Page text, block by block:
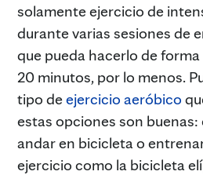
solamente ejercicio de
durante varias sesiones de
que pueda hacerlo de
20 minutos, por lo menos.
tipo deejercicio aeróbico
estas opciones son
andar en bicicleta o
ejercicio como la bicicleta